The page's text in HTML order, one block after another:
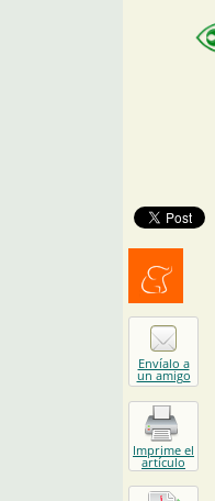
Menéalo
Envíalo a
un amigo
Imprime el
artículo